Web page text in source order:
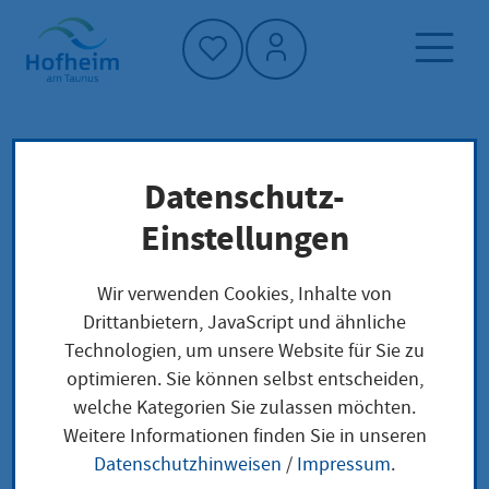
Startseite"
Dienstleistung-Finder
Lokale Anliegen
Ehrenamtspauschale geltend machen
Ehrenamtspauschale
geltend machen
Datenschutz-
Einstellungen
Wir verwenden Cookies, Inhalte von
Drittanbietern, JavaScript und ähnliche
Technologien, um unsere Website für Sie zu
optimieren. Sie können selbst entscheiden,
welche Kategorien Sie zulassen möchten.
Weitere Informationen finden Sie in unseren
Datenschutzhinweisen / Impressum.